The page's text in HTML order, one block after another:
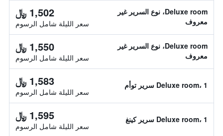
Deluxe room، نوع السرير غير
معروف
1,502 ﷼
سعر الليلة شامل الرسوم
Deluxe room، نوع السرير غير
معروف
1,550 ﷼
سعر الليلة شامل الرسوم
Deluxe room، 1 سرير توأم 1,583 ﷼
سعر الليلة شامل الرسوم
Deluxe room، 1 سرير كينغ 1,595 ﷼
سعر الليلة شامل الرسوم